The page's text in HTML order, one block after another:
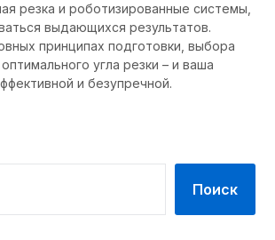
резка и роботизированные системы,
выдающихся результатов.
принципах подготовки, выбора
угла резки – и ваша
и безупречной.
Поиск